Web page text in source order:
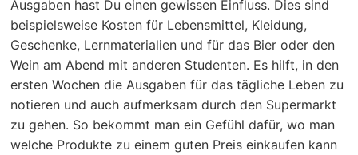
Ausgaben hast Du einen gewissen Einfluss. Dies sind
beispielsweise Kosten für Lebensmittel, Kleidung,
Geschenke, Lernmaterialien und für das Bier oder den
Wein am Abend mit anderen Studenten. Es hilft, in den
ersten Wochen die Ausgaben für das tägliche Leben zu
notieren und auch aufmerksam durch den Supermarkt
zu gehen. So bekommt man ein Gefühl dafür, wo man
welche Produkte zu einem guten Preis einkaufen kann